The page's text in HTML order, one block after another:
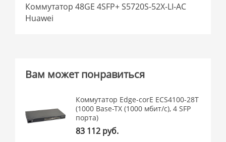
Коммутатор 48GE 4SFP+ S5720S-52X-LI-AC
Huawei
Вам может понравиться
Коммутатор Edge-corE ECS4100-28T
(1000 Base-TX (1000 мбит/с), 4 SFP
порта)
83 112 руб.